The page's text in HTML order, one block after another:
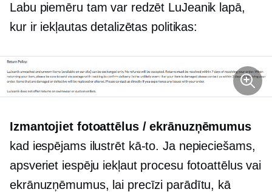
Labu piemēru tam var redzēt LuJeanik lapā,
kur ir iekļautas detalizētas politikas:
Izmantojiet fotoattēlus / ekrānuzņēmumus
kad iespējams ilustrēt kā-to. Ja nepieciešams,
apsveriet iespēju iekļaut procesu fotoattēlus vai
ekrānuzņēmumus, lai precīzi parādītu, kā